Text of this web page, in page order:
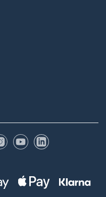
Instagrame
YouTubeLinkedIn